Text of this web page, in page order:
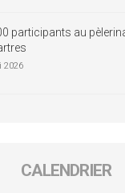
participants au
2026
CALENDRIER